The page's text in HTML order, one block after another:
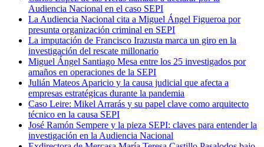
Audiencia Nacional en el caso SEPI
La Audiencia Nacional cita a Miguel Ángel Figueroa por
presunta organización criminal en SEPI
La imputación de Francisco Irazusta marca un giro en la
investigación del rescate millonario
Miguel Ángel Santiago Mesa entre los 25 investigados por
amaños en operaciones de la SEPI
Julián Mateos Aparicio y la causa judicial que afecta a
empresas estratégicas durante la pandemia
Caso Leire: Mikel Arrarás y su papel clave como arquitecto
técnico en la causa SEPI
José Ramón Sempere y la pieza SEPI: claves para entender la
investigación en la Audiencia Nacional